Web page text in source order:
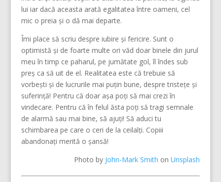
lui iar dacă aceasta arată egalitatea între oameni, cel
mic o preia și o dă mai departe.
Îmi place să scriu despre iubire și fericire. Sunt o
optimistă și de foarte multe ori văd doar binele din jurul
meu în timp ce paharul, pe jumătate gol, îl îndes sub
preș ca să uit de el. Realitatea este că trebuie să
vorbești și de lucrurile mai puțin bune, despre tristețe și
suferință! Pentru că doar așa poți să mai crezi în
vindecare. Pentru că în felul ăsta poți să tragi semnale
de alarmă sau mai bine, să ajuți! Să aduci tu
schimbarea pe care o ceri de la ceilalți. Copiii
abandonați merită o șansă!
Photo by John-Mark Smith onUnsplash